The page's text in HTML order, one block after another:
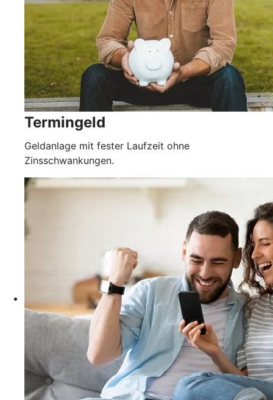
Termingeld
Geldanlage mit fester Laufzeit ohne
Zinsschwankungen.